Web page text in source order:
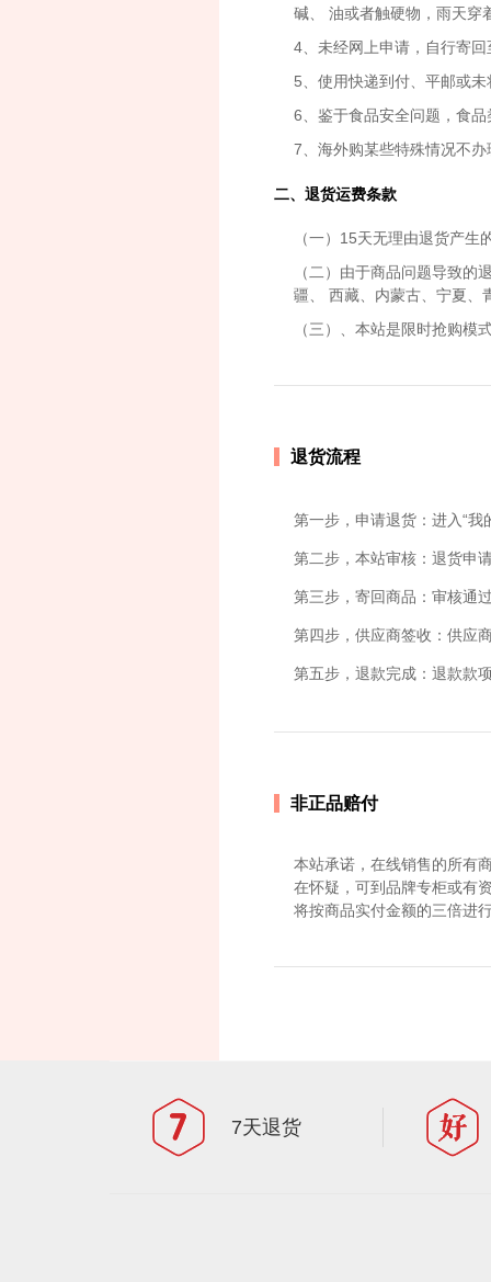
碱、 油或者触硬物，雨天穿
4、未经网上申请，自行寄
5、使用快递到付、平邮或
6、鉴于食品安全问题，食
7、海外购某些特殊情况不
二、退货运费条款
（一）15天无理由退货产生
（二）由于商品问题导致
疆、 西藏、内蒙古、宁夏、
（三）、本站是限时抢购模
退货流程
第一步，申请退货：进入“
第二步，本站审核：退货申
第三步，寄回商品：审核通
第四步，供应商签收：供应
第五步，退款完成：退款款
非正品赔付
本站承诺，在线销售的所有
在怀疑，可到品牌专柜或有
将按商品实付金额的三倍进
7天退货